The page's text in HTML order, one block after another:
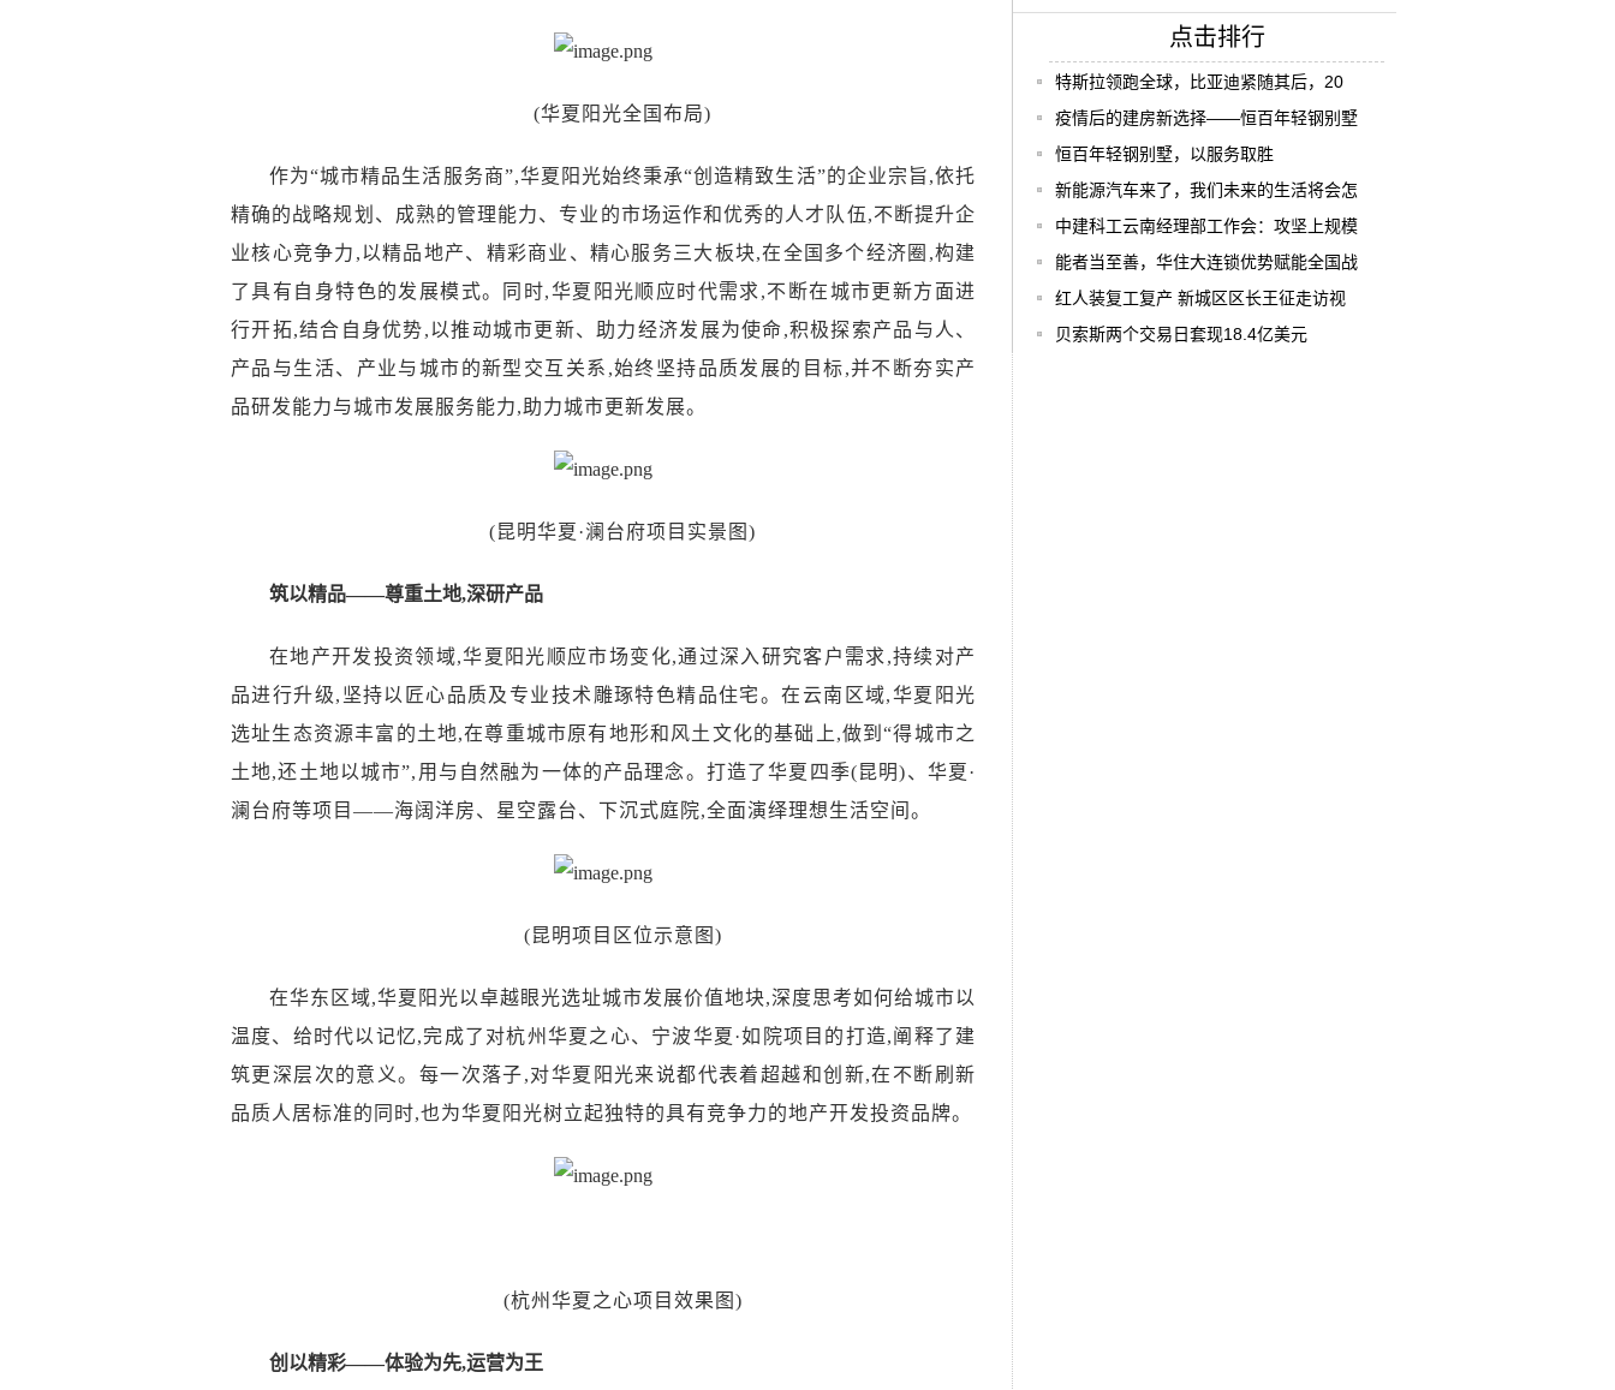
(华夏阳光全国布局)
作为“城市精品生活服务商”,华夏阳光始终秉承“创造精致生活”的企业宗旨,依托
精确的战略规划、成熟的管理能力、专业的市场运作和优秀的人才队伍,不断提升企
业核心竞争力,以精品地产、 精彩商业、 精心服务三大板块,在全国多个经济圈,构建
了具有 自身特色的发展模式。同时,华夏阳光顺应时代需求,不断在城市更新方面进
行开拓,结合自身优势,以推动城市更新、助力经济发展为使命,积极探索产品 与人、
产品 与生活、 产业与城市的新型交互关系,始终坚持品质发展的目标,并不断夯实产
品研发能力与城市发展服务能力,助力城市更新发展。
(昆明华夏·澜台府项目实景图)
筑以精品——尊重土地,深研产品
在地产开发投资领域,华夏阳光顺应市场变化,通过深入研究客户需求,持续对产
品进行升级,坚持以匠心品质及专业技术雕琢特色精品住宅。在云南区域,华夏阳光
选址生态资源丰富的土地,在尊重城市原有地形和风土文化的基础上 ,做到“得城市之
土地,还土地以城市”,用与自然融为一体的产品理念。打造了华夏四季(昆明)、华夏·
澜台府等项目——海阔洋房、星空露台、下沉式庭院,全面演绎理想生活空间。
(昆明项目区位示意图)
在华东区域,华夏阳光以卓越眼光选址城市发展价值地块,深度思考如何给城市以
温度、给时代以记忆,完成了 对杭州华夏之心、宁波华夏·如院项目的打造,阐释了建
筑更深层次的意义。每一次落子,对华夏阳光来说都代表着超越和创新,在不断刷新
品质人居标准的同时,也为华夏阳光树立起独特的具有竞争力的地产开发投资品牌。
(杭州华夏之心项目效果图)
创以精彩——体验为先,运营为王
点击排行
特斯拉领跑全球，比亚迪紧随其后，20
疫情后的建房新选择——恒百年轻钢别墅
恒百年轻钢别墅，以服务取胜
新能源汽车来了，我们未来的生活将会怎
中建科工云南经理部工作会：攻坚上规模
能者当至善，华住大连锁优势赋能全国战
红人装复工复产 新城区区长王征走访视
贝索斯两个交易日套现18.4亿美元